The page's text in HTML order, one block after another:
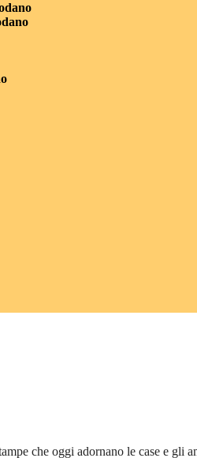
che oggi adornano le case e gli